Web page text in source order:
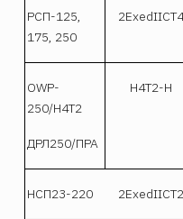
РСП-125,
175, 250
OWP-
250/H4T2
ДРЛ250/ПРА
Н4Т2-Н
НСП23-220 2ExedIICT2